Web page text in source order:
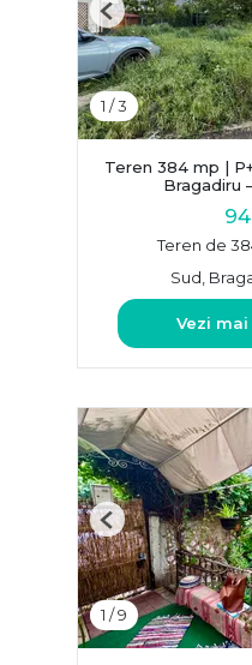
1 /3
Previous
Teren 384 mp |
Bragadiru
Teren de
Sud,
Vezi
1 /9
Previous